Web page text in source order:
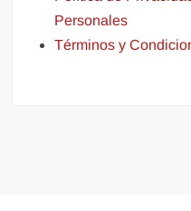
Personales
Términos y